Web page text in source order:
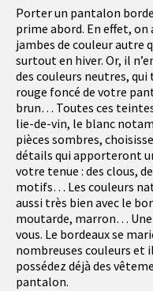
Porter un pantalon
prime abord. En effet, on
jambes de couleur autre
surtout en hiver. Or, il
des couleurs neutres,
rouge foncé de votre
brun… Toutes ces
lie-de-vin, le blanc
pièces sombres,
détails qui apporteront
votre tenue : des clous,
motifs… Les couleurs
aussi très bien avec le
moutarde, marron… Une
vous. Le bordeaux se
nombreuses couleurs et
possédez déjà des
pantalon.